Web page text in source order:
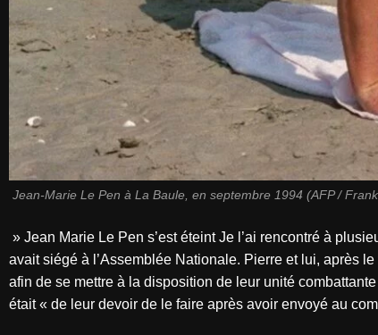
Jean-Marie Le Pen à La Baule, en septembre 1994 (AFP /
» Jean Marie Le Pen s’est éteint Je l’ai rencontré à
avait siégé à l’Assemblée Nationale. Pierre et lui, après
afin de se mettre à la disposition de leur unité
était « de leur devoir de le faire après avoir envoyé au